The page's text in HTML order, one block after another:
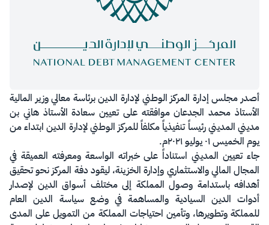
​​​​​أصدر مجلس إدارة المركز الوطني لإدارة الدين برئاسة معالي وزير المالية
الأستاذ محمد الجدعان موافقته على تعيين سعادة الأستاذ هاني بن
مديني المديني رئيساً تنفيذياً مكلفاً للمركز الوطني لإدارة الدين ابتداء من
يوم الخميس ٠١ يوليو ٢٠٢١م.
جاء تعيين المديني استناداً على خبراته الواسعة ومعرفته العميقة في
المجال المالي والاستثماري وإدارة الخزينة، ليقود دفة المركز نحو تحقيق
أهدافه باستدامة وصول المملكة إلى مختلف أسواق الدين لإصدار
أدوات الدين السيادية والمساهمة في وضع سياسة الدين العام
للمملكة وتطويرها، وتأمين احتياجات المملكة من التمويل على المدى